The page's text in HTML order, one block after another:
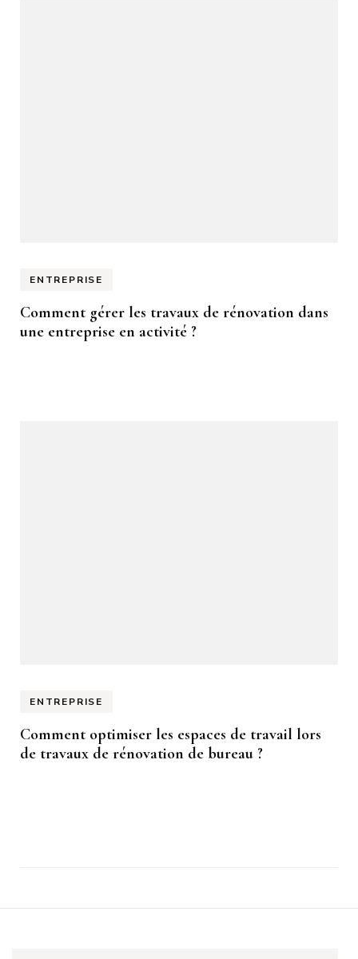
ENTREPRISE
Comment gérer les travaux de rénovation dans
une entreprise en activité ?
ENTREPRISE
Comment optimiser les espaces de travail lors
de travaux de rénovation de bureau ?